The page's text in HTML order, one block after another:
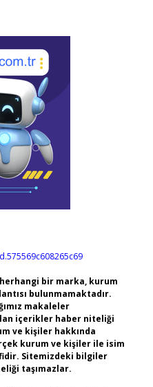
bir marka, kurum
bulunmamaktadır.
makaleler
içerikler haber niteliği
ve kişiler hakkında
kurum ve kişiler ile isim
Sitemizdeki bilgiler
taşımazlar.